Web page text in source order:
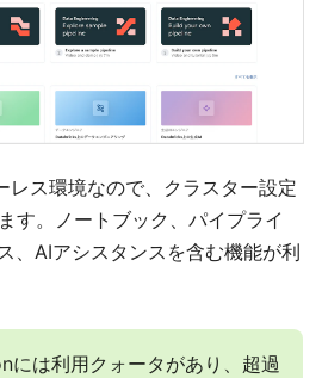
ス環境なので、クラスター設定
す。ノートブック、パイプライ
、AIアシスタンスを含む機能が利
には利用クォータがあり、超過